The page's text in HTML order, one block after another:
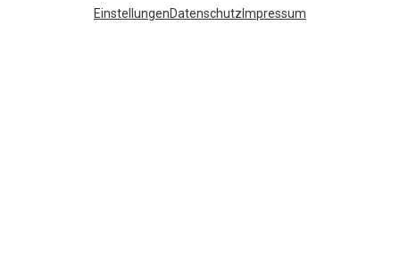
EinstellungenDatenschutz Impressum